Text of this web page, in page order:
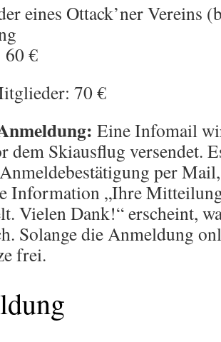
eines Ottack’ner Vereins
60 €
70 €
Eine Infomail
dem Skiausflug versendet.
per
Information „Ihre
Vielen Dank!“ erscheint,
Solange die Anmeldung
frei.